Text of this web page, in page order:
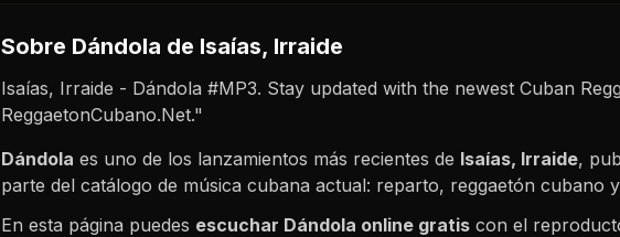
Sobre Dándola de Isaías, Irraide
Isaías, Irraide - Dándola #MP3. Stay updated with the newest Cuban
ReggaetonCubano.Net."
Dándola es uno de los lanzamientos más recientes de Isaías, Irraide,
parte del catálogo de música cubana actual: reparto, reggaetón cubano
En esta página puedes escuchar Dándola online gratis con el